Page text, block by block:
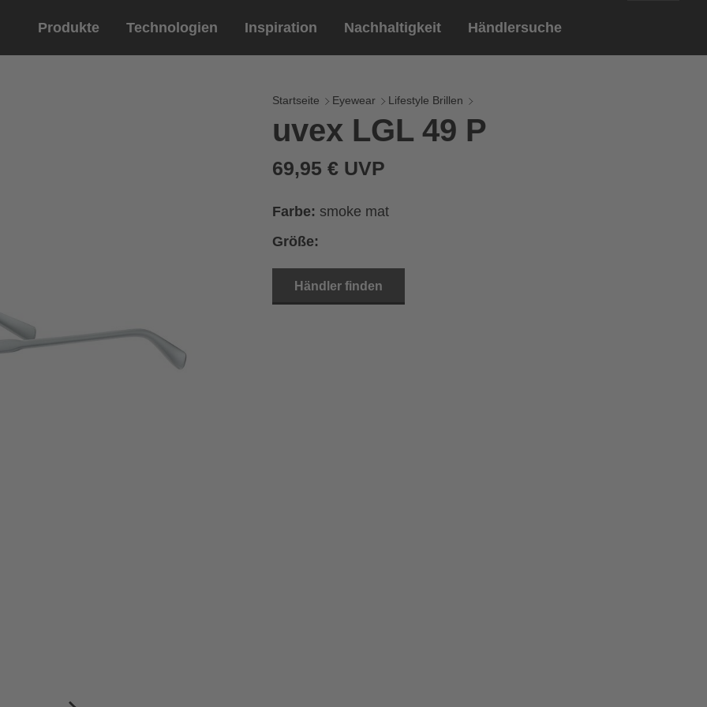
Produkte
Eyewear
Sportbrillen
Lifestyle Brillen
Technologien
Reithandschuhe
Inspiration Nachhaltigkeit Händlersuche
Startseite Eyewear Lifestyle Brillen
uvex LGL 49 P
69,95 € UVP
Farbe: smoke mat
Größe:
Händler finden